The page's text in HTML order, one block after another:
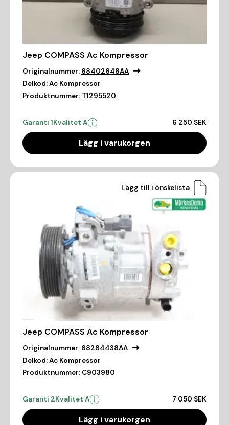
Jeep COMPASS Ac Kompressor
Originalnummer: 68402648AA
Delkod:Ac Kompressor
Produktnummer: T1295520
Garanti 1Kvalitet A 6 250 SEK
Lägg i varukorgen
Lägg till i önskelista
Jeep COMPASS Ac Kompressor
Originalnummer: 68284438AA
Delkod:Ac Kompressor
Produktnummer: C903980
Garanti 2Kvalitet A 7 050 SEK
Lägg i varukorgen